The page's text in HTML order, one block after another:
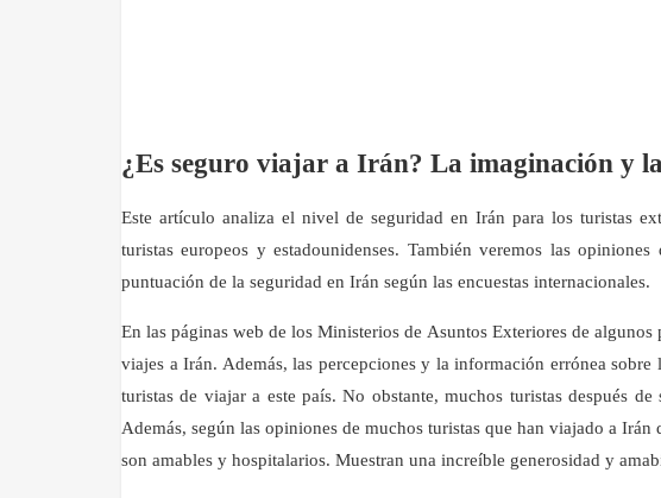
¿Es seguro viajar a Irán? La imaginación y
Este artículo analiza el nivel de seguridad en Irán para los turistas
turistas europeos y estadounidenses. También veremos las
puntuación de la seguridad en Irán según las encuestas internacionales.
En las páginas web de los Ministerios de Asuntos Exteriores de
viajes a Irán. Además, las percepciones y la información errónea
turistas de viajar a este país. No obstante, muchos turistas después
Además, según las opiniones de muchos turistas que han viajado a
son amables y hospitalarios. Muestran una increíble generosidad y